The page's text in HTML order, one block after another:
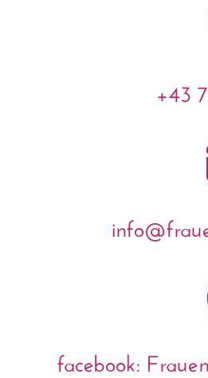
+43
facebook: